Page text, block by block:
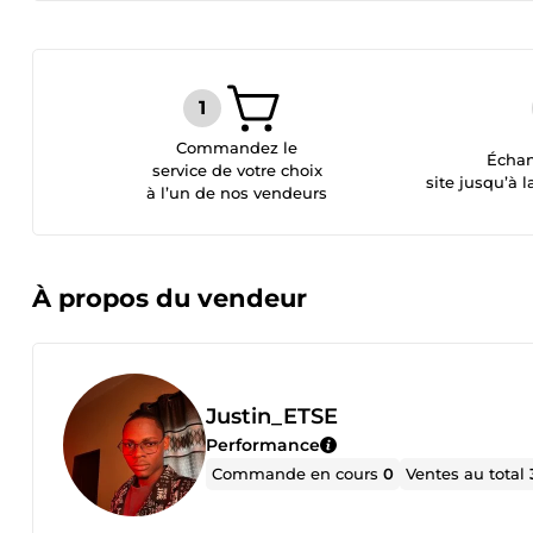
Commandez le
service de votre choix
à l’un de nos vendeurs
site jusqu’à
À propos du vendeur
Justin_ETSE
Performance
Commande en cours0 Ventes au total